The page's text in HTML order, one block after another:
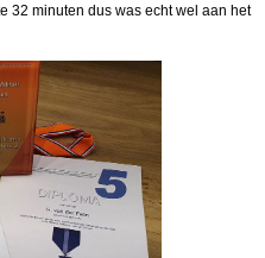
32 minuten dus was echt wel aan het